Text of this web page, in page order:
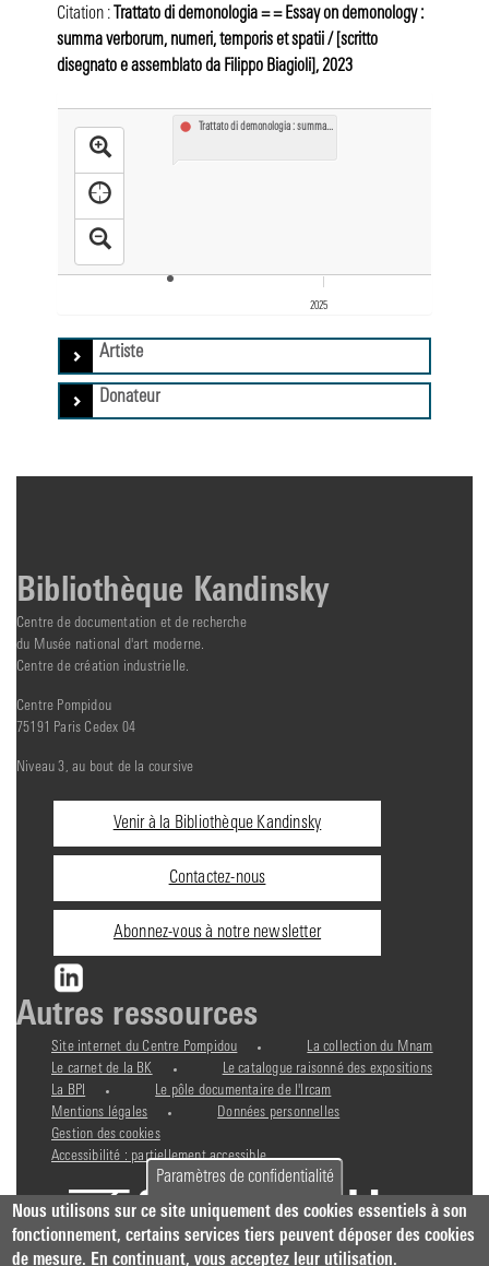
Tous nos billets
Citation :
Trattato di demonologia = = Essay on demonology :
summa verborum, numeri, temporis et spatii / [scritto
disegnato e assemblato da Filippo Biagioli], 2023
Trattato di demonologia : summa...
2025
Artiste
Donateur
Bibliothèque Kandinsky
Centre de documentation et de recherche
du Musée national d'art moderne.
Centre de création industrielle.
Centre Pompidou
75191 Paris Cedex 04
Niveau 3, au bout de la coursive
Informations
pratiques
Venir à la Bibliothèque Kandinsky
Contactez-nous
Abonnez-vous à notre newsletter
Autres ressources
Site internet du Centre Pompidou
La collection du Mnam
Le carnet de la BK
Le catalogue raisonné des expositions
La BPI
Le pôle documentaire de l'Ircam
Mentions légales
Données personnelles
Gestion des cookies
Accessibilité : partiellement accessible
Paramètres de confidentialité
Nous utilisons sur ce site uniquement des cookies essentiels à son
fonctionnement, certains services tiers peuvent déposer des cookies
de mesure. En continuant, vous acceptez leur utilisation.